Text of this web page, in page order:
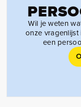
Wil je weten
onze
een